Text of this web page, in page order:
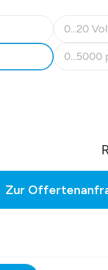
verfügbar.)
0...20
(Diese
0...5000
(Diese
Zur